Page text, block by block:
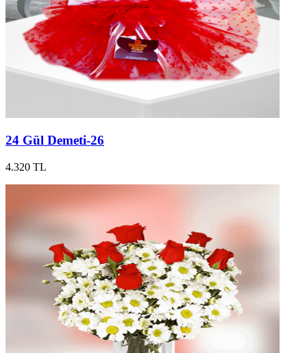
24 Gül Demeti-26
4.320 TL